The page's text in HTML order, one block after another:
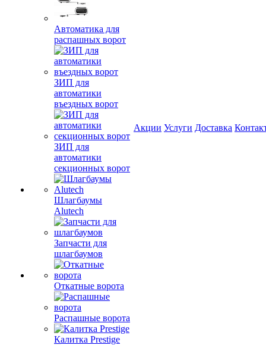
Автоматика для
распашных ворот
ЗИП для
автоматики
въездных ворот
ЗИП для
автоматики
секционных ворот
Шлагбаумы
Alutech
Запчасти для
шлагбаумов
Откатные ворота
Распашные ворота
Калитка Prestige
Акции Услуги Доставка